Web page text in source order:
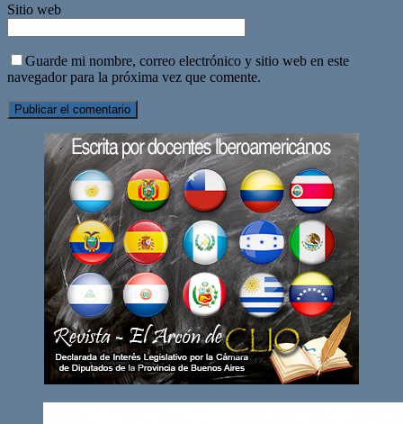
Sitio web
Guarde mi nombre, correo electrónico y sitio web en este
navegador para la próxima vez que comente.